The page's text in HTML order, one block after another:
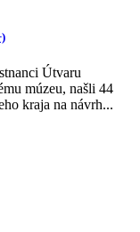
Útvaru
múzeu, našli 44
kraja na návrh...